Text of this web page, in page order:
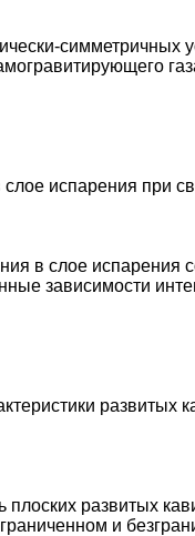
симметричных
испарения при
в слое
зависимости
развитых
развитых
и